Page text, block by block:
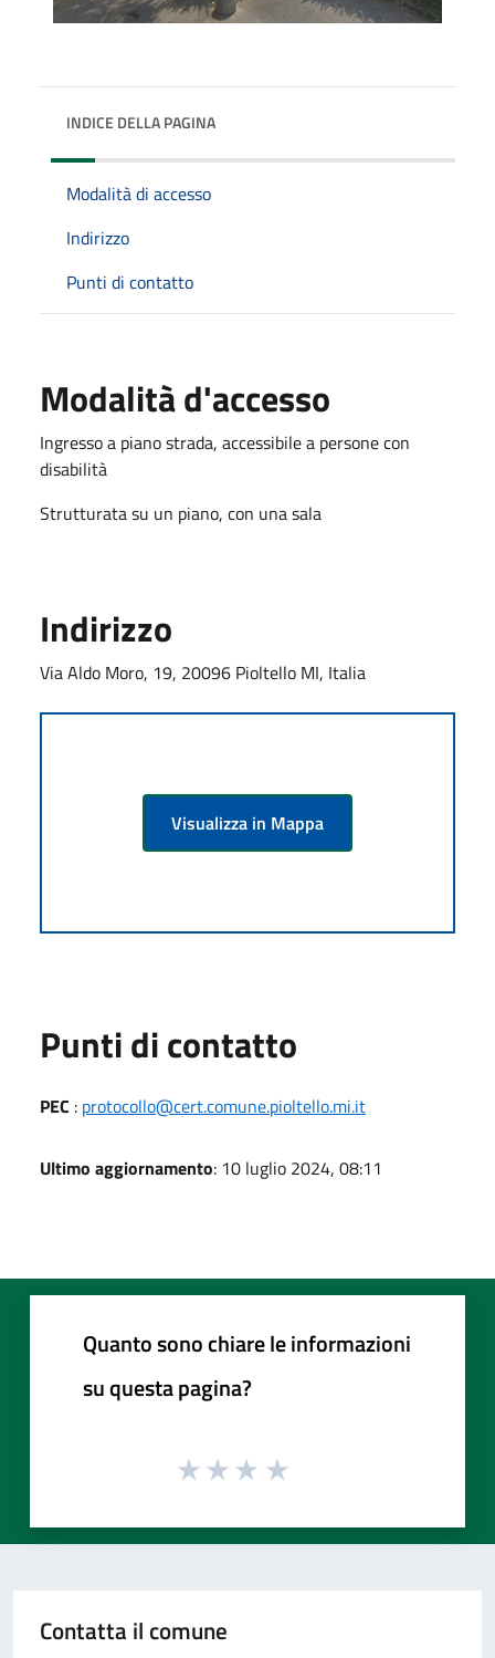
INDICE DELLA PAGINA
Modalità di accesso
Indirizzo
Punti di contatto
Modalità d'accesso
Ingresso a piano strada, accessibile a persone con
disabilità
Strutturata su un piano, con una sala
Indirizzo
Via Aldo Moro, 19, 20096 Pioltello MI, Italia
Visualizza in Mappa
Punti di contatto
PEC : protocollo@cert.comune.pioltello.mi.it
Ultimo aggiornamento: 10 luglio 2024, 08:11
Quanto sono chiare le informazioni
su questa pagina?
Contatta il comune